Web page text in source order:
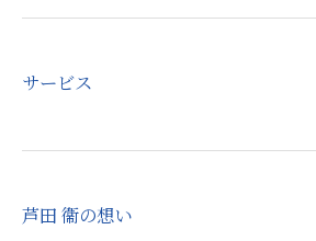
サービス
芦田 衞の想い